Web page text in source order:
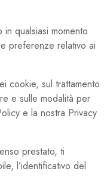
qualsiasi momento
preferenze relativo ai
cookie, sul trattamento
e sulle modalità per
e la nostra Privacy
prestato, ti
l’identificativo del